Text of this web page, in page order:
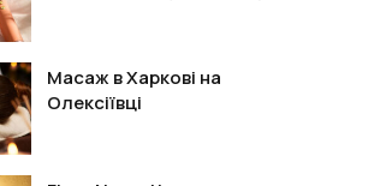
Масаж в Харкові на
Олексіївці